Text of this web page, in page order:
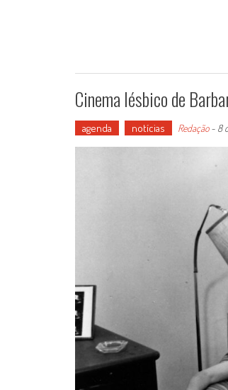
Cinema lésbico de
agenda notícias Redação- 8